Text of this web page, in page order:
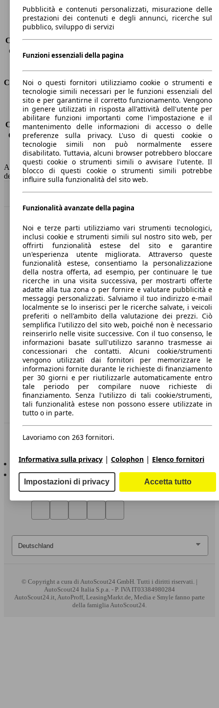
Porte
5
Sedili
5
Carico sul tetto
-
Capacità di traino (senza freni) -
Capacità di traino (con freni)
338 - 1225 l
Consumi
Emissioni di CO2*
-
Consumo (urbano)
-
Consumo (extra-urbano) -
Consumo (combinato)*
-
Classe di emissione
nessuna connessione (0033)
Capacità del serbatoio
-
AutoScout24 non si assume alcuna responsabilità per la correttezza
dei dati.
Torna su
Benvenuti su AutoScout24, il mercato auto europeo.
Società
A proposito di AutoScout24
Stampa
Media
Condizioni generali
Informazioni
Privacy
Dichiarazione di Accessibilità
Servizi
Area rivenditori
Sempre con te
AutoScout24 per iOS
AutoScout24 per Android
© Copyright a cura di AutoScout24 GmbH. Tutti i diritti riservati. |
AutoScout24 Italia S.p.a. - P. IVA IT03384980284
AutoScout24.it, AutoProff, LeasingMarkt.de, Media e Smyle fanno parte
della famiglia AutoScout24.
Pubblicità e contenuti personalizzati, misurazione delle
prestazioni dei contenuti e degli annunci, ricerche sul
pubblico, sviluppo di servizi
Funzioni essenziali della pagina
Noi o questi fornitori utilizziamo cookie o strumenti e
tecnologie simili necessari per le funzioni essenziali del
sito e per garantirne il corretto funzionamento. Vengono
in genere utilizzati in risposta all'attività dell'utente per
abilitare funzioni importanti come l'impostazione e il
mantenimento delle informazioni di accesso o delle
preferenze sulla privacy. L'uso di questi cookie o
tecnologie simili non può normalmente essere
disabilitato. Tuttavia, alcuni browser potrebbero bloccare
questi cookie o strumenti simili o avvisare l'utente. Il
blocco di questi cookie o strumenti simili potrebbe
influire sulla funzionalità del sito web.
Funzionalità avanzate della pagina
Noi e terze parti utilizziamo vari strumenti tecnologici,
inclusi cookie e strumenti simili sul nostro sito web, per
offrirti funzionalità estese del sito e garantire
un'esperienza utente migliorata. Attraverso queste
funzionalità estese, consentiamo la personalizzazione
della nostra offerta, ad esempio, per continuare le tue
ricerche in una visita successiva, per mostrarti offerte
adatte alla tua zona o per fornire e valutare pubblicità e
messaggi personalizzati. Salviamo il tuo indirizzo e-mail
localmente se lo inserisci per le ricerche salvate, i veicoli
preferiti o nell'ambito della valutazione dei prezzi. Ciò
semplifica l'utilizzo del sito web, poiché non è necessario
reinserirlo nelle visite successive. Con il tuo consenso, le
informazioni basate sull'utilizzo saranno trasmesse ai
concessionari che contatti. Alcuni cookie/strumenti
vengono utilizzati dai fornitori per memorizzare le
informazioni fornite durante le richieste di finanziamento
per 30 giorni e per riutilizzarle automaticamente entro
tale periodo per compilare nuove richieste di
finanziamento. Senza l'utilizzo di tali cookie/strumenti,
tali funzionalità estese non possono essere utilizzate in
tutto o in parte.
Lavoriamo con 263 fornitori.
Informativa sulla privacy | Colophon | Elenco fornitori
Impostazioni di privacy Accetta tutto